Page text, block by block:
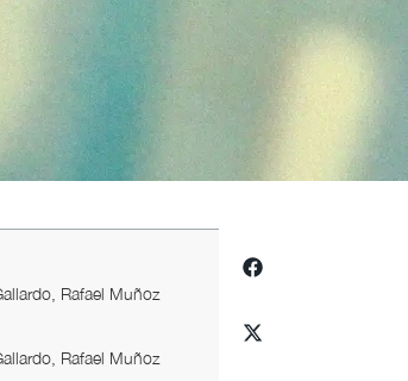
Rafael Muñoz
Rafael Muñoz